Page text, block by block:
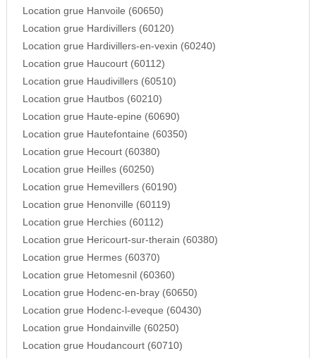
Location grue Hanvoile (60650)
Location grue Hardivillers (60120)
Location grue Hardivillers-en-vexin (60240)
Location grue Haucourt (60112)
Location grue Haudivillers (60510)
Location grue Hautbos (60210)
Location grue Haute-epine (60690)
Location grue Hautefontaine (60350)
Location grue Hecourt (60380)
Location grue Heilles (60250)
Location grue Hemevillers (60190)
Location grue Henonville (60119)
Location grue Herchies (60112)
Location grue Hericourt-sur-therain (60380)
Location grue Hermes (60370)
Location grue Hetomesnil (60360)
Location grue Hodenc-en-bray (60650)
Location grue Hodenc-l-eveque (60430)
Location grue Hondainville (60250)
Location grue Houdancourt (60710)